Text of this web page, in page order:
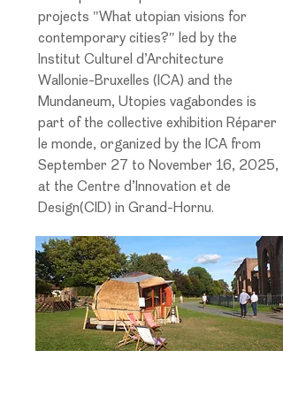
projects "What utopian visions for
contemporary cities?" led by the
Institut Culturel d’Architecture
Wallonie-Bruxelles (ICA) and the
Mundaneum, Utopies vagabondes is
part of the collective exhibition Réparer
le monde, organized by the ICA from
September 27 to November 16, 2025,
at the Centre d’Innovation et de
Design(CID) in Grand-Hornu.